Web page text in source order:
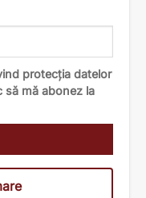
protecția datelor
să mă abonez la